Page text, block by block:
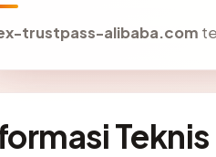
trustpass-alibaba.com
Teknis